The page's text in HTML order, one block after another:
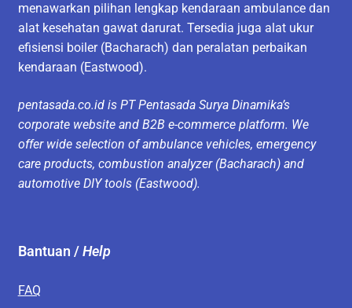
menawarkan pilihan lengkap kendaraan ambulance dan
alat kesehatan gawat darurat. Tersedia juga alat ukur
efisiensi boiler (Bacharach) dan peralatan perbaikan
kendaraan (Eastwood).
pentasada.co.id is PT Pentasada Surya Dinamika’s
corporate website and B2B e-commerce platform. We
offer wide selection of ambulance vehicles, emergency
care products, combustion analyzer (Bacharach) and
automotive DIY tools (Eastwood).
Bantuan /Help
FAQ